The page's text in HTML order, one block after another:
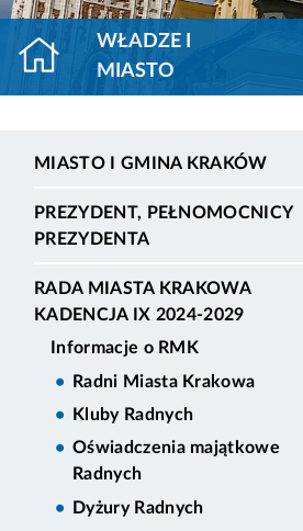
WŁADZE I
MIASTO
MIASTO I GMINA KRAKÓW
PREZYDENT, PEŁNOMOCNICY
PREZYDENTA
RADA MIASTA KRAKOWA
KADENCJA IX 2024-2029
Informacje o RMK
Radni Miasta Krakowa
Kluby Radnych
Oświadczenia majątkowe
Radnych
Dyżury Radnych